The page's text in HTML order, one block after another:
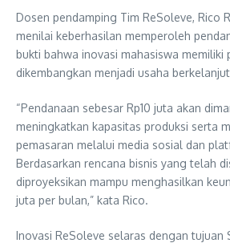
Dosen pendamping Tim ReSoleve, Rico
menilai keberhasilan memperoleh
bukti bahwa inovasi mahasiswa memiliki
dikembangkan menjadi usaha
“Pendanaan sebesar Rp10 juta akan
meningkatkan kapasitas produksi serta
pemasaran melalui media sosial dan
Berdasarkan rencana bisnis yang telah
diproyeksikan mampu menghasilkan
juta per bulan,” kata Rico.
Inovasi ReSoleve selaras dengan tujuan